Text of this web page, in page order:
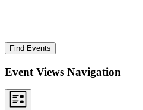
Find Events
Event Views Navigation